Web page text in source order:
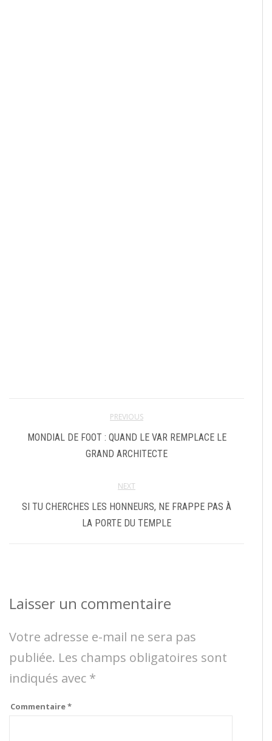
PREVIOUS
MONDIAL DE FOOT : QUAND LE VAR REMPLACE LE
GRAND ARCHITECTE
NEXT
SI TU CHERCHES LES HONNEURS, NE FRAPPE PAS À
LA PORTE DU TEMPLE
Laisser un commentaire
Votre adresse e-mail ne sera pas
publiée. Les champs obligatoires sont
indiqués avec *
Commentaire*